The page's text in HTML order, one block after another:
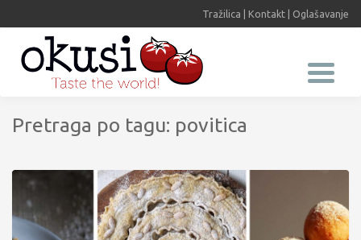
Tražilica Kontakt Oglašavanje
Pretraga po tagu: povitica